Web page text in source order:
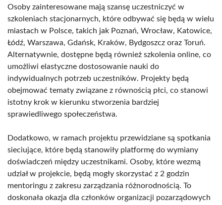
Osoby zainteresowane mają szansę uczestniczyć w
szkoleniach stacjonarnych, które odbywać się będą w wielu
miastach w Polsce, takich jak Poznań, Wrocław, Katowice,
Łódź, Warszawa, Gdańsk, Kraków, Bydgoszcz oraz Toruń.
Alternatywnie, dostępne będą również szkolenia online, co
umożliwi elastyczne dostosowanie nauki do
indywidualnych potrzeb uczestników. Projekty będą
obejmować tematy związane z równością płci, co stanowi
istotny krok w kierunku stworzenia bardziej
sprawiedliwego społeczeństwa.
Dodatkowo, w ramach projektu przewidziane są spotkania
sieciujące, które będą stanowiły platformę do wymiany
doświadczeń między uczestnikami. Osoby, które wezmą
udział w projekcie, będą mogły skorzystać z 2 godzin
mentoringu z zakresu zarządzania różnorodnością. To
doskonała okazja dla członków organizacji pozarządowych